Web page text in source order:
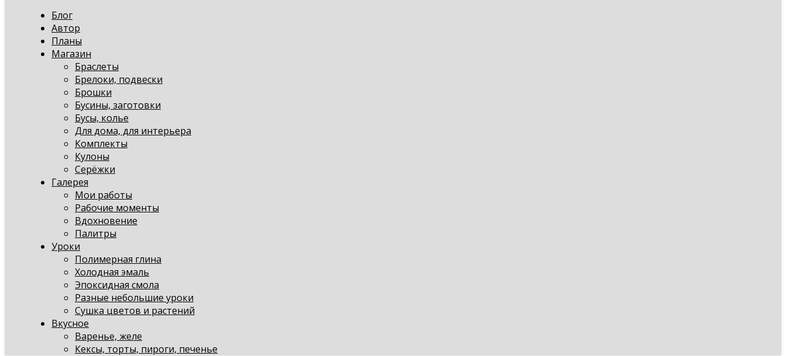
Блог
Автор
Планы
Магазин
Браслеты
Брелоки, подвески
Брошки
Бусины, заготовки
Бусы, колье
Для дома, для интерьера
Комплекты
Кулоны
Серёжки
Галерея
Мои работы
Рабочие моменты
Вдохновение
Палитры
Уроки
Полимерная глина
Холодная эмаль
Эпоксидная смола
Разные небольшие уроки
Сушка цветов и растений
Вкусное
Варенье, желе
Кексы, торты, пироги, печенье